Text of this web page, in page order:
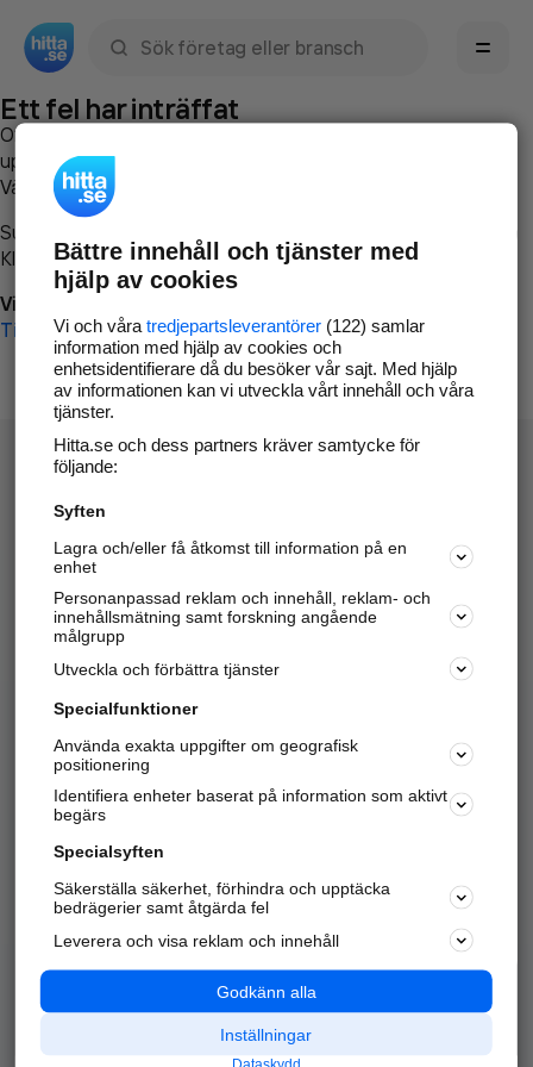
Ett fel har inträffat
Om du vill kan du
uppstod så att vi lättare och snabbare kan avhjälpa det.
Vänligen försök med följande:
Surfa till
Klicka påTillbaka-knappen i webbläsaren och försök igen
Vi beklagar besväret!
Till startsidan
Hitta.se - Gratis nummerupplysning.
Sök företag, personer och platser.
Hitta telefonnummer, adresser, företagsinfo mm.
Marknadsför företaget
Kom igång och annonsera mot
samarbetspartners nära dig.
Alla kategorier
Populära sökningar
API & Kartor
Annonsera
Integritet
Nödnummer
Bättre innehåll och tjänster med
hjälp av cookies
Vi och våra tredjepartsleverantörer(122) samlar
information med hjälp av cookies och
enhetsidentifierare då du besöker vår sajt. Med hjälp
av informationen kan vi utveckla vårt innehåll och våra
tjänster.
Hitta.se och dess partners kräver samtycke för
följande:
Syften
Lagra och/eller få åtkomst till information på en
enhet
Personanpassad reklam och innehåll, reklam- och
innehållsmätning samt forskning angående
målgrupp
Utveckla och förbättra tjänster
Specialfunktioner
Använda exakta uppgifter om geografisk
positionering
Identifiera enheter baserat på information som aktivt
begärs
Specialsyften
Säkerställa säkerhet, förhindra och upptäcka
bedrägerier samt åtgärda fel
Leverera och visa reklam och innehåll
Godkänn alla
Inställningar
Dataskydd